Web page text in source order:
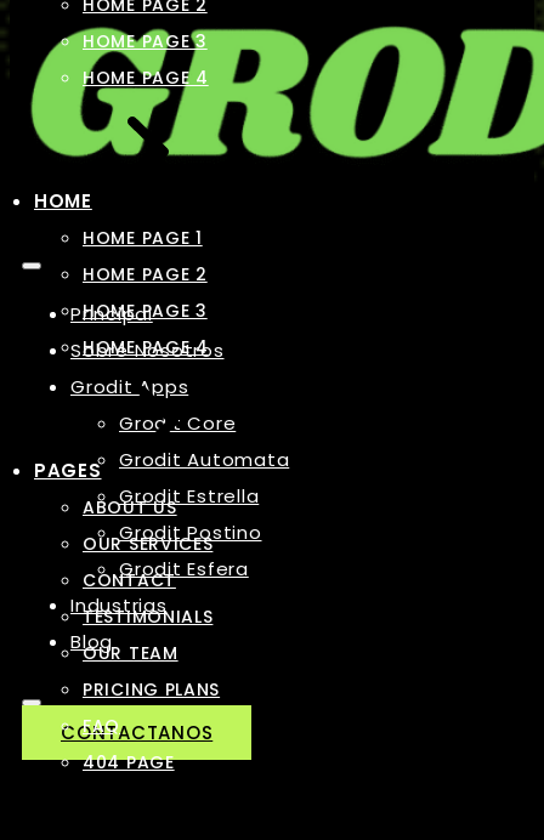
Principal
Sobre Nosotros
Grodit Apps
Grodit Core
Grodit Automata
Grodit Estrella
Grodit Postino
Grodit Esfera
Industrias
Blog
CONTACTANOS
HOME PAGE 2
HOME PAGE 3
HOME PAGE 4
HOME
HOME PAGE 1
HOME PAGE 2
HOME PAGE 3
HOME PAGE 4
PAGES
ABOUT US
OUR SERVICES
CONTACT
TESTIMONIALS
OUR TEAM
PRICING PLANS
FAQ
404 PAGE